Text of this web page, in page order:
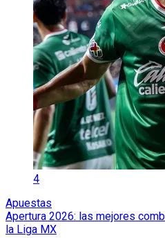
4
Apuestas
Apertura 2026: las mejores
la Liga MX